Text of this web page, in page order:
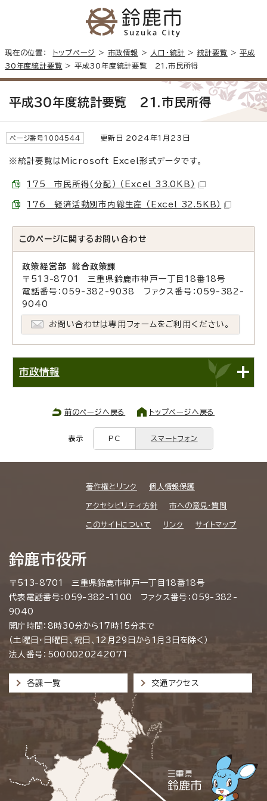
現在の位置： トップページ > 市政情報 > 人口・統計 > 統計要覧 >平成
30年度統計要覧 > 平成30年度統計要覧 21.市民所得
平成30年度統計要覧 21.市民所得
ページ番号1004544 更新日 2024年1月23日
※統計要覧はMicrosoft Excel形式データです。
175 市民所得（分配） （Excel 33.0KB）
176 経済活動別市内総生産 （Excel 32.5KB）
このページに関する お問い合わせ
政策経営部 総合政策課
〒513-8701 三重県鈴鹿市神戸一丁目18番18号
電話番号：059-382-9038 ファクス番号：059-382-
9040
お問い合わせは専用フォームをご利用ください。
市政情報
前のページへ戻る トップページへ戻る
表示 PC スマートフォン
著作権とリンク 個人情報保護
アクセシビリティ方針 市への意見・質問
このサイトについて リンク サイトマップ
鈴鹿市役所
〒513-8701 三重県鈴鹿市神戸一丁目18番18号
代表電話番号：059-382-1100 ファクス番号：059-382-
9040
開庁時間：8時30分から17時15分まで
（土曜日・日曜日、祝日、12月29日から1月3日を除く）
法人番号：5000020242071
各課一覧 交通アクセス